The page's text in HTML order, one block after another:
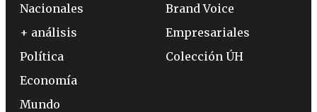
Nacionales
+ análisis
Política
Economía
Mundo
Brand Voice
Empresariales
Colección ÚH